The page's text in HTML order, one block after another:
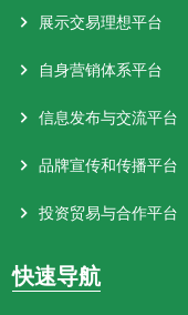
展示交易理想平台
自身营销体系平台
信息发布与交流平台
品牌宣传和传播平台
投资贸易与合作平台
快速导航